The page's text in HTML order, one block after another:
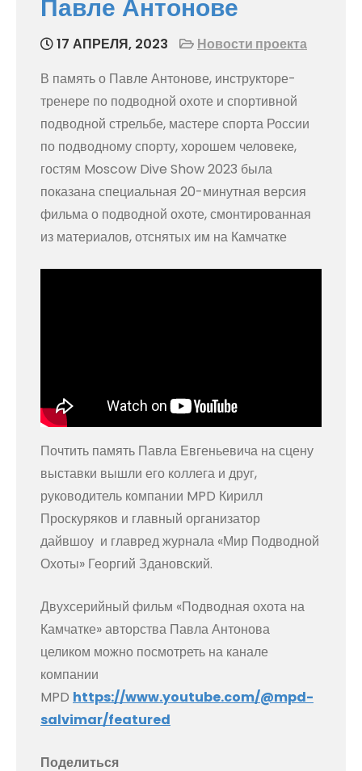
Павле Антонове
17 АПРЕЛЯ, 2023
Новости проекта
В память о Павле Антонове, инструкторе-
тренере по подводной охоте и спортивной
подводной стрельбе, мастере спорта России
по подводному спорту, хорошем человеке,
гостям Moscow Dive Show 2023 была
показана специальная 20-минутная версия
фильма о подводной охоте, смонтированная
из материалов, отснятых им на Камчатке
Почтить память Павла Евгеньевича на сцену
выставки вышли его коллега и друг,
руководитель компании MPD Кирилл
Проскуряков и главный организатор
дайвшоу и главред журнала «Мир Подводной
Охоты» Георгий Здановский.
Двухсерийный фильм «Подводная охота на
Камчатке» авторства Павла Антонова
целиком можно посмотреть на канале
компании
MPD https://www.youtube.com/@mpd-
salvimar/featured
Поделиться